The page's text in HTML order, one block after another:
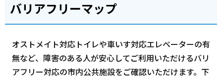
バリアフリーマップ
オストメイト対応トイレや車いす対応エレベーターの有
無など、障害のある人が安心してご利用いただけるバリ
アフリー対応の市内公共施設をご確認いただけます。下